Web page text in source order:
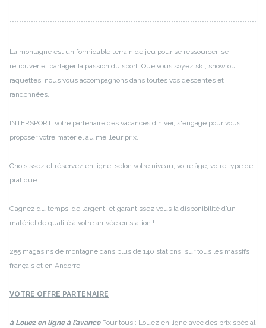
********************************************************************************************************
La montagne est un formidable terrain de jeu pour se ressourcer, se
retrouver et partager la passion du sport. Que vous soyez ski, snow ou
raquettes, nous vous accompagnons dans toutes vos descentes et
randonnées.
INTERSPORT, votre partenaire des vacances d’hiver, s'engage pour vous
proposer votre matériel au meilleur prix.
Choisissez et réservez en ligne, selon votre niveau, votre âge, votre type de
pratique…
Gagnez du temps, de l’argent, et garantissez vous la disponibilité d’un
matériel de qualité à votre arrivée en station !
255 magasins de montagne dans plus de 140 stations, sur tous les massifs
français et en Andorre.
VOTRE OFFRE PARTENAIRE
à Louez en ligne à l’avance Pour tous : Louez en ligne avec des prix spécial